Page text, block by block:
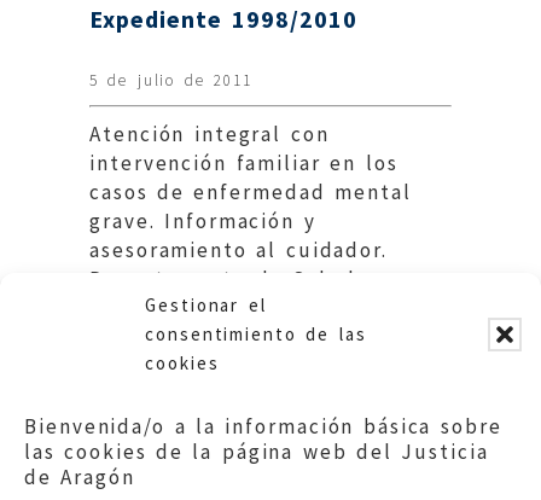
Gestionar el
consentimiento de las
cookies
Bienvenida/o a la información básica sobre
las cookies de la página web del Justicia
de Aragón
Expediente 1998/2010
5 de julio de 2011
Atención integral con
intervención familiar en los
casos de enfermedad mental
grave. Información y
asesoramiento al cuidador.
Departamento de Salud y
Consumo. Gobierno de Aragón.